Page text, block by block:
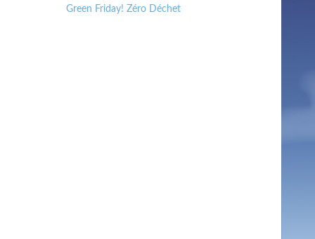
Green Friday! Zéro Déchet